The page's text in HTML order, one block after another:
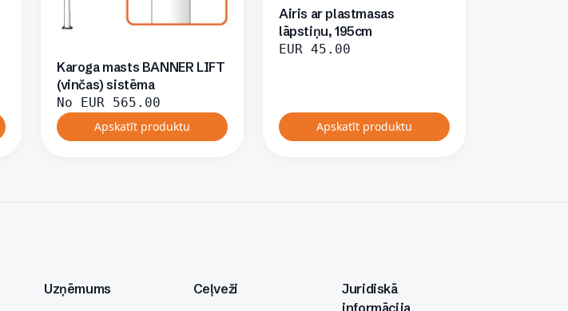
Karoga masts BANNER LIFT
(vinčas) sistēma
No EUR
565.00
Apskatīt produktu
Airis ar plastmasas
lāpstiņu, 195cm
EUR 45.00
Apskatīt produktu
Uzņēmums Ceļveži
Juridiskā
informācija